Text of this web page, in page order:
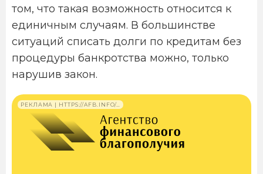
том, что такая возможность относится к
единичным случаям. В большинстве
ситуаций списать долги по кредитам без
процедуры банкротства можно, только
нарушив закон.
РЕКЛАМА | HTTPS://AFB.INFO/…